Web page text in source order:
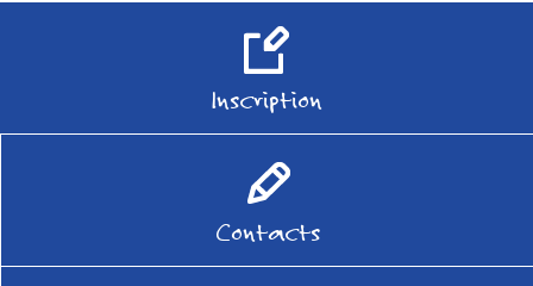
Inscription
Contacts